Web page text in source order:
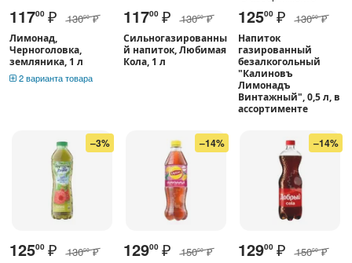
11700 ₽ 13000 ₽
Лимонад,
Черноголовка,
земляника, 1 л
2 варианта товара
11700 ₽ 13000 ₽
Сильногазированны
й напиток, Любимая
Кола, 1 л
12500 ₽ 13000 ₽
Напиток
газированный
безалкогольный
"Калиновъ
Лимонадъ
Винтажный", 0,5 л, в
ассортименте
–3%
12500 ₽ 13000 ₽
–14%
12900 ₽ 15000 ₽
–14%
12900 ₽ 15000 ₽